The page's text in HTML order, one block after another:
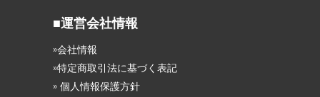
■運営会社情報
»会社情報
»特定商取引法に基づく表記
» 個人情報保護方針